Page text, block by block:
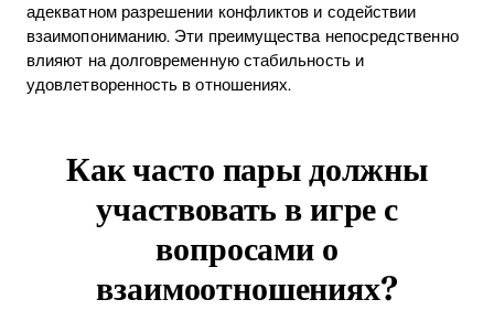
адекватном разрешении конфликтов и содействии
взаимопониманию. Эти преимущества непосредственно
влияют на долговременную стабильность и
удовлетворенность в отношениях.
Как часто пары должны
участвовать в игре с
вопросами о
взаимоотношениях?